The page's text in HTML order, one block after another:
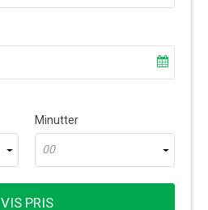
Minutter
00
VIS PRIS